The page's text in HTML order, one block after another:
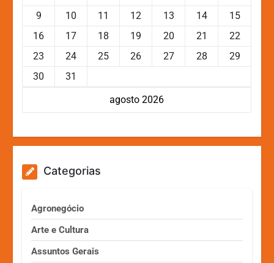
agosto 2026
9
10 11 12 13 14
15
16
17 18 19 20 21
22
23
24 25 26 27 28
29
30
31
Categorias
Agronegócio
Arte e Cultura
Assuntos Gerais